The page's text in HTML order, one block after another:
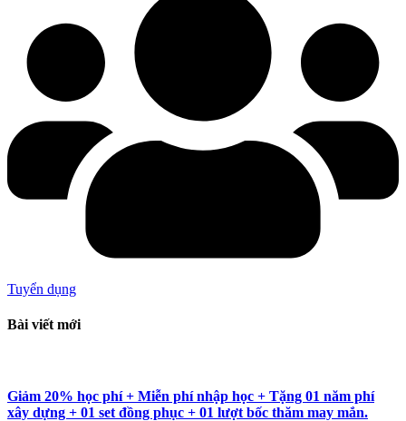
Tuyển dụng
Bài viết mới
Giảm 20% học phí + Miễn phí nhập học + Tặng 01 năm phí
xây dựng + 01 set đồng phục + 01 lượt bốc thăm may mắn.